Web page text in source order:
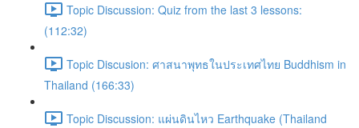
Topic Discussion: Quiz from the last 3 lessons:
(112:32)
Topic Discusion: ศาสนาพุทธในประเทศไทย Buddhism in
Thailand (166:33)
Topic Discussion: แผ่นดินไหว Earthquake (Thailand